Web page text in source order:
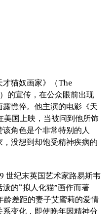
猫奴画家》（The
的宣传，在公众眼前出现
憔悴。他主演的电影《天
国上映，当被问到他所饰
角色是个非常特别的人
没想到却饱受精神疾病的
世纪末英国艺术家路易斯韦
的“拟人化猫”画作而著
差距的妻子艾蜜莉的爱情
变化，即使晚年因精神分